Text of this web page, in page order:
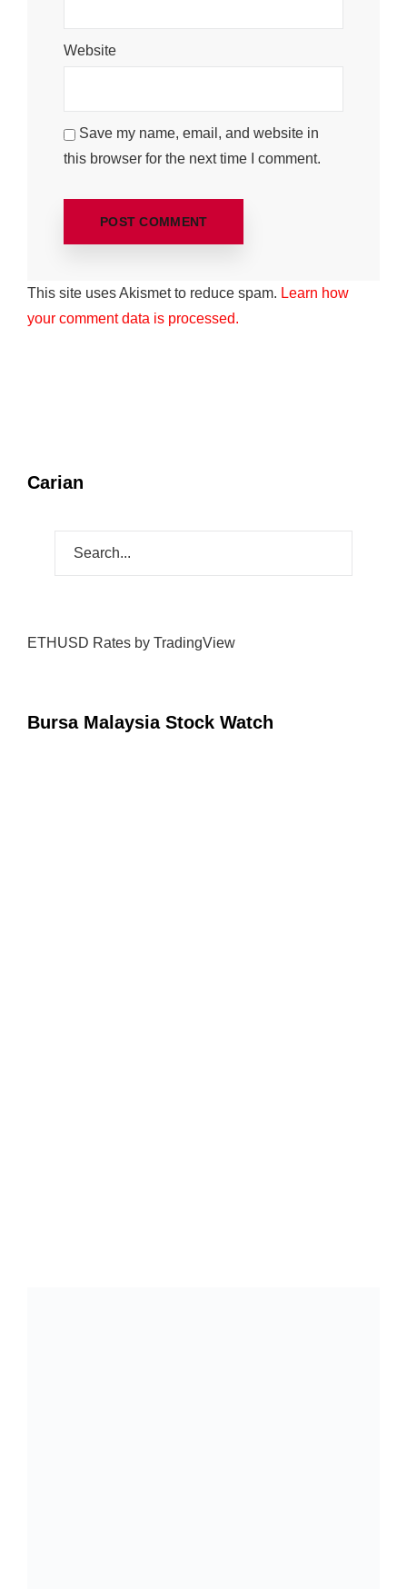
Website
Save my name, email, and website in
this browser for the next time I comment.
This site uses Akismet to reduce spam. Learn how
your comment data is processed.
Carian
ETHUSD Rates by TradingView
Bursa Malaysia Stock Watch